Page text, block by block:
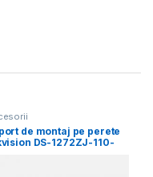
de montaj pe perete
DS-1272ZJ-110-